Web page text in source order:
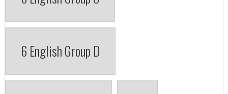
6 English Group D